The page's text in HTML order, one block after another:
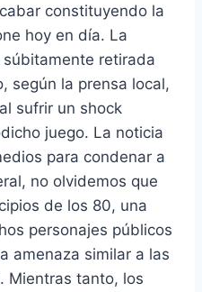
constituyendo la
hoy en dí­a. La
retirada
según la prensa local,
sufrir un shock
juego. La noticia
para condenar a
no olvidemos que
de los 80, una
personajes públicos
amenaza similar a las
Mientras tanto, los